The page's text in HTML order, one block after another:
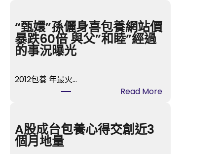
的
時
開
“甄嬛”孫儷身喜包養網站價
暴跌60倍 與父”和睦”經過
的事況曝光
2012包養 年最火…
Read More:
A股成台包養心得交創近3
個月地量